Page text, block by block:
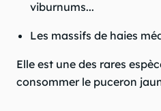
viburnums...
Les massifs de haies
Elle est une des rares
consommer le puceron